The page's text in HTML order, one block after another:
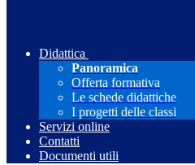
Didattica
Panoramica
Offerta formativa
Le schede didattiche
I progetti delle classi
Servizi online
Contatti
Documenti utili